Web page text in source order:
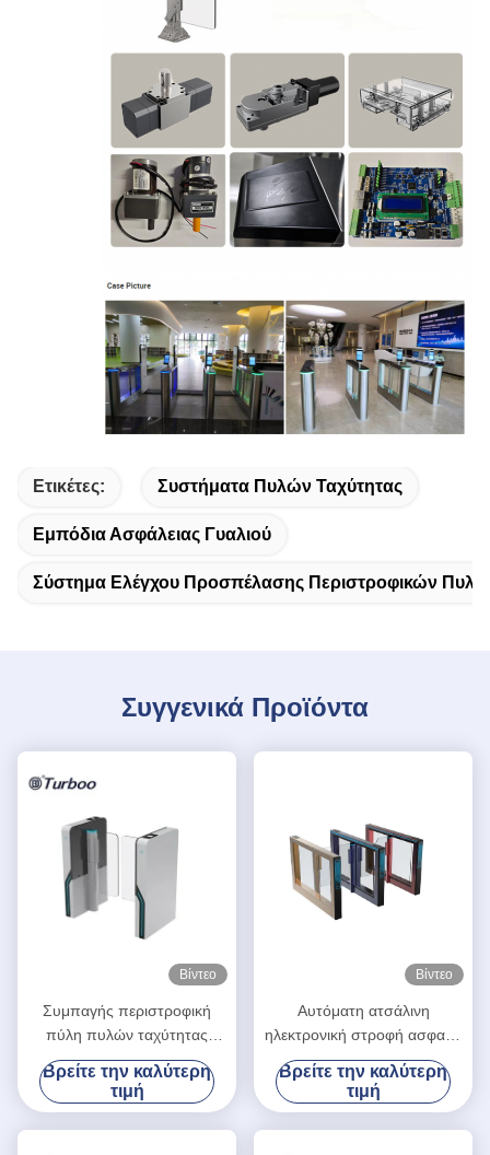
Ετικέτες: Συστήματα Πυλών Ταχύτητας
Εμπόδια Ασφάλειας Γυαλιού
Σύστημα Ελέγχου Προσπέλασης Περιστροφικών
Συγγενικά Προϊόντα
Βίντεο
Συμπαγής περιστροφική
πύλη πυλών ταχύτητας
ελέγχου προσπέλασης
πυλών RFID περιστροφικών
πυλών ταλάντευσης υψηλών
σημείων εξαιρετικά λεπτή
Βρείτε την καλύτερη
τιμή
Βίντεο
Αυτόματη ατσάλινη
ηλεκτρονική στροφή ασφαλή
αναγνώριση προσώπου
αδιάβροχη φραγίδα κλίσης
Βρείτε την καλύτερη
τιμή